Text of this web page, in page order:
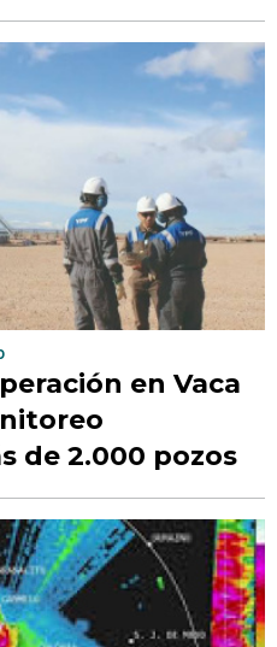
en Vaca
de 2.000 pozos